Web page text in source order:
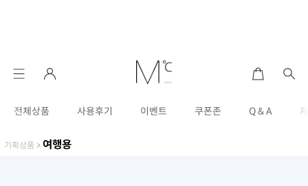
전체상품 사용후기 이벤트 쿠폰존 Q & A
기획상품 > 여행용